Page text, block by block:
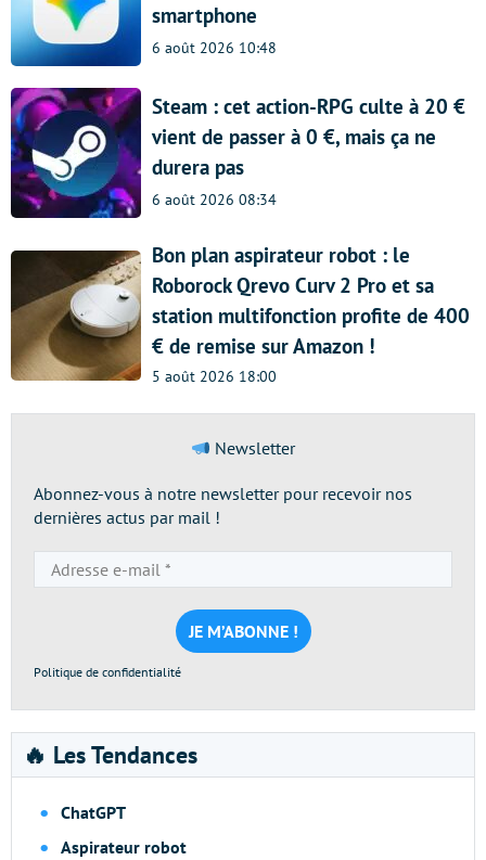
smartphone
6 août 2026 10:48
Steam : cet action-RPG culte à 20 €
vient de passer à 0 €, mais ça ne
durera pas
6 août 2026 08:34
Bon plan aspirateur robot : le
Roborock Qrevo Curv 2 Pro et sa
station multifonction profite de 400
€ de remise sur Amazon !
5 août 2026 18:00
Newsletter
Abonnez-vous à notre newsletter pour recevoir nos
dernières actus par mail !
e-
mail
*
Politique de confidentialité
🔥 Les Tendances
ChatGPT
Aspirateur robot